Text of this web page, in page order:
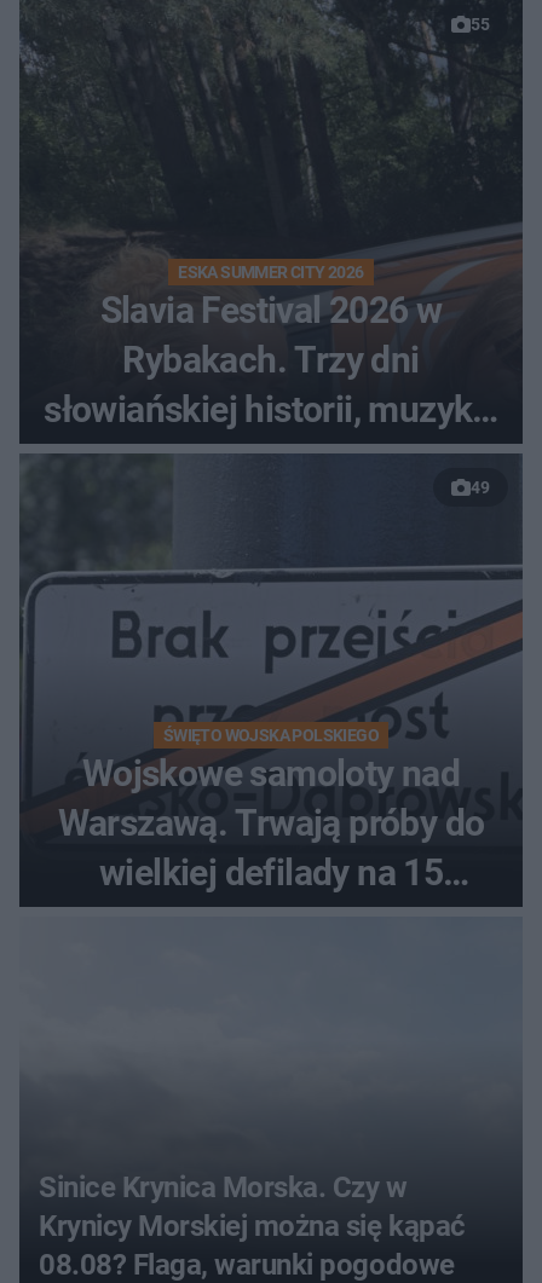
55
ESKA SUMMER CITY 2026
Slavia Festival 2026 w
Rybakach. Trzy dni
słowiańskiej historii, muzyki i
relaksu nad Jeziorem
49
ŚWIĘTO WOJSKA POLSKIEGO
Wojskowe samoloty nad
Warszawą. Trwają próby do
wielkiej defilady na 15
sierpnia
Sinice Krynica Morska. Czy w
Krynicy Morskiej można się kąpać
08.08? Flaga, warunki pogodowe